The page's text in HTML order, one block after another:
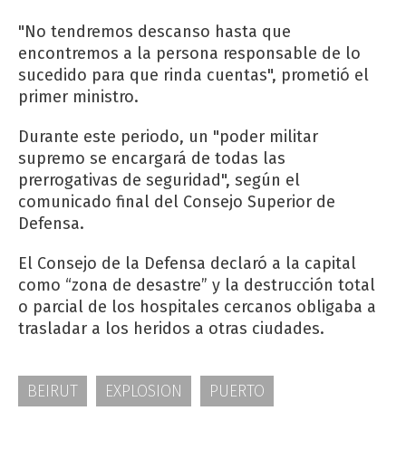
"No tendremos descanso hasta que
encontremos a la persona responsable de lo
sucedido para que rinda cuentas", prometió el
primer ministro.
Durante este periodo, un "poder militar
supremo se encargará de todas las
prerrogativas de seguridad", según el
comunicado final del Consejo Superior de
Defensa.
El Consejo de la Defensa declaró a la capital
como “zona de desastre” y la destrucción total
o parcial de los hospitales cercanos obligaba a
trasladar a los heridos a otras ciudades.
BEIRUT EXPLOSION PUERTO